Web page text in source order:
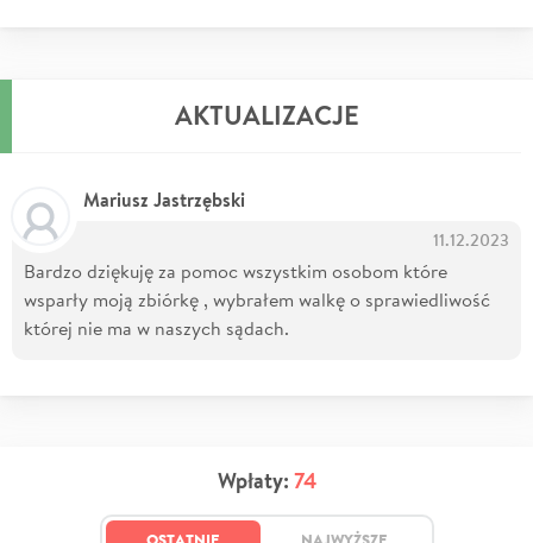
AKTUALIZACJE
Mariusz Jastrzębski
11.12.2023
Bardzo dziękuję za pomoc wszystkim osobom które
wsparły moją zbiórkę , wybrałem walkę o sprawiedliwość
której nie ma w naszych sądach.
Wpłaty: 74